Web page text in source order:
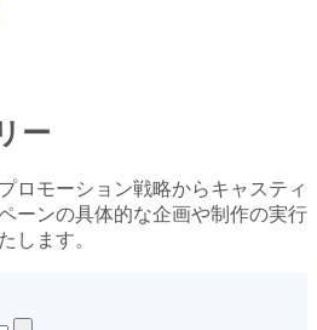
ー
ロモーション戦略からキャスティ
ーンの具体的な企画や制作の実行
します。